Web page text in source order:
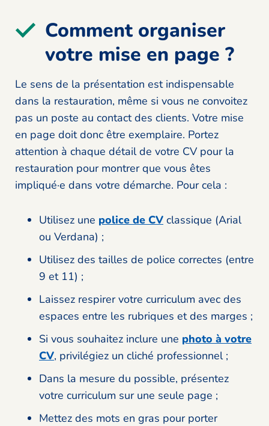
Comment organiser
votre mise en page ?
Le sens de la présentation est indispensable
dans la restauration, même si vous ne convoitez
pas un poste au contact des clients. Votre mise
en page doit donc être exemplaire. Portez
attention à chaque détail de votre CV pour la
restauration pour montrer que vous êtes
impliqué·e dans votre démarche. Pour cela :
Utilisez une police de CV classique (Arial
ou Verdana) ;
Utilisez des tailles de police correctes (entre
9 et 11) ;
Laissez respirer votre curriculum avec des
espaces entre les rubriques et des marges ;
Si vous souhaitez inclure une photo à votre
CV, privilégiez un cliché professionnel ;
Dans la mesure du possible, présentez
votre curriculum sur une seule page ;
Mettez des mots en gras pour porter